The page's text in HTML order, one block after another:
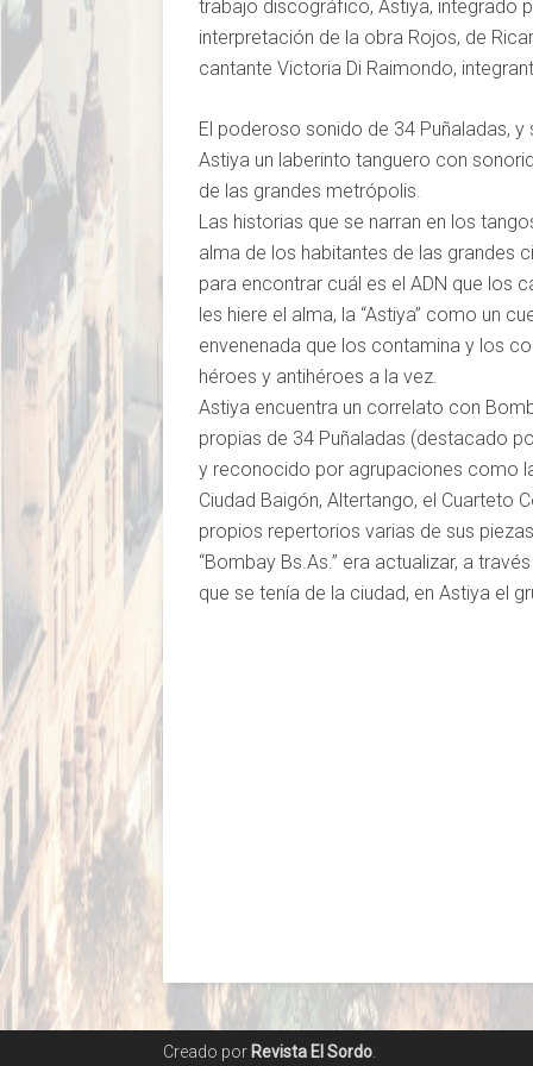
trabajo discográfico, Astiya, integrado
interpretación de la obra Rojos, de
cantante Victoria Di Raimondo,
El poderoso sonido de 34 Puñaladas,
Astiya un laberinto tanguero con
de las grandes metrópolis.
Las historias que se narran en los
alma de los habitantes de las grandes
para encontrar cuál es el ADN que los
les hiere el alma, la “Astiya” como un
envenenada que los contamina y los
héroes y antihéroes a la vez.
Astiya encuentra un correlato con
propias de 34 Puñaladas (destacado
y reconocido por agrupaciones como
Ciudad Baigón, Altertango, el Cuarteto
propios repertorios varias de sus
“Bombay Bs.As.” era actualizar, a
que se tenía de la ciudad, en Astiya el
Creado por Revista El Sordo